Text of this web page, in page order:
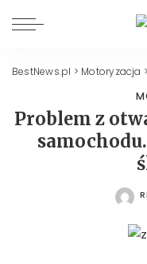
BestNews.pl > Motoryzacja >
Problem z